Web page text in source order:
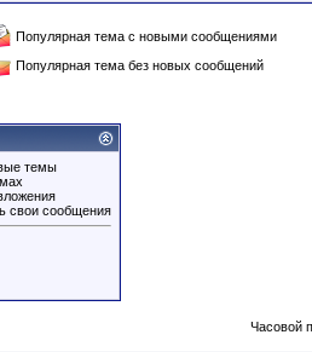
Популярная тема с новыми сообщениями
Популярная тема без новых сообщений
темы
свои сообщения
Часовой